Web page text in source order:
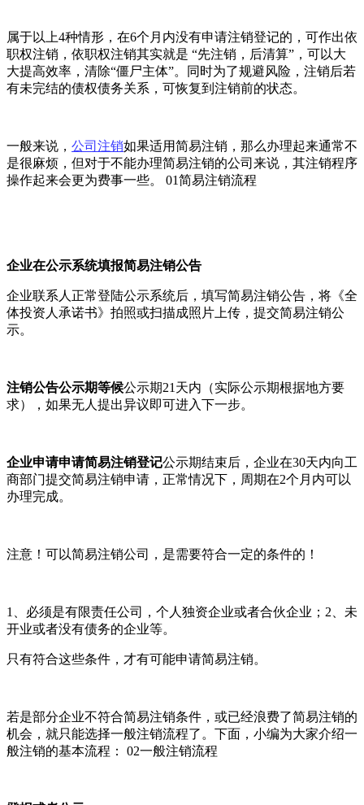
属于以上4种情形，在6个月内没有申请注销登记的，可作出依
职权注销，依职权注销其实就是 “先注销，后清算”，可以大
大提高效率，清除“僵尸主体”。同时为了规避风险，注销后若
有未完结的债权债务关系，可恢复到注销前的状态。
一般来说， 公司注销如果适用简易注销，那么办理起来通常不
是很麻烦，但对于不能办理简易注销的公司来说，其注销程序
操作起来会更为费事一些。 01简易注销流程
企业在公示系统填报简易注销公告
企业联系人正常登陆公示系统后，填写简易注销公告，将《全
体投资人承诺书》拍照或扫描成照片上传，提交简易注销公
示。
注销公告公示期等候公示期21天内（实际公示期根据地方要
求），如果无人提出异议即可进入下一步。
企业申请申请简易注销登记公示期结束后，企业在30天内向工
商部门提交简易注销申请，正常情况下，周期在2个月内可以
办理完成。
注意！可以简易注销公司，是需要符合一定的条件的！
1、必须是有限责任公司，个人独资企业或者合伙企业；2、未
开业或者没有债务的企业等。
只有符合这些条件，才有可能申请简易注销。
若是部分企业不符合简易注销条件，或已经浪费了简易注销的
机会，就只能选择一般注销流程了。下面，小编为大家介绍一
般注销的基本流程： 02一般注销流程